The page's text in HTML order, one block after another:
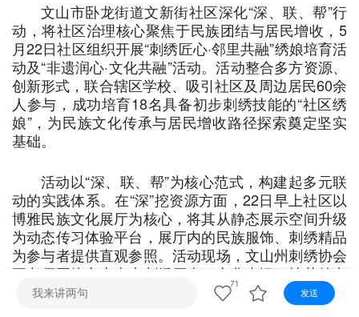
壮语节目 苗语节目 瑶语节目
文山市卧龙街道文新街社区深化“深、联、帮”行
动，将社区治理核心聚焦于民族团结与居民增收，5
月22日社区组织开展“刺绣匠心·邻里共融”绣娘培育活
动及“非遗润心·文化共融”活动。活动整合多方资源、
创新形式，联合辖区学校、吸引社区及周边居民60余
人参与，成功培育18名具备初步刺绣技能的“社区绣
娘”，为民族文化传承与居民增收路径探索奠定坚实
基础。
活动以“深、联、帮”为核心范式，构建起多元联
动的实践体系。在“深”挖资源方面，22日早上社区以
博雅民族文化展厅为核心，将其从静态展示空间升级
为动态传习体验平台，展厅内的民族服饰、刺绣精品
为参与者提供直观参照。活动现场，文山州刺绣协会
王老师围绕文山本土刺绣历史、文化内涵、技艺特点
进行科普讲解，展示优秀刺绣作品，让参与者近距离
感受非遗魅力。活动现场氛围格外热烈，一众爱好者
71
发送